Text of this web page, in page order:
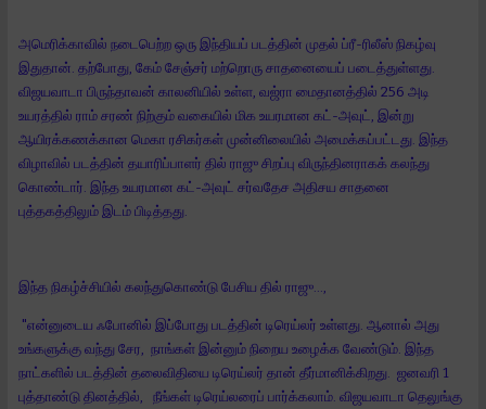
அமெரிக்காவில் நடைபெற்ற ஒரு இந்தியப் படத்தின் முதல் ப்ரீ-ரிலீஸ் நிகழ்வு
இதுதான். தற்போது, கேம் சேஞ்சர் மற்றொரு சாதனையைப் படைத்துள்ளது.
விஜயவாடா பிருந்தாவன் காலனியில் உள்ள, வஜ்ரா மைதானத்தில் 256 அடி
உயரத்தில் ராம் சரண் நிற்கும் வகையில் மிக உயரமான கட்-அவுட், இன்று
ஆயிரக்கணக்கான மெகா ரசிகர்கள் முன்னிலையில் அமைக்கப்பட்டது. இந்த
விழாவில் படத்தின் தயாரிப்பாளர் தில் ராஜு சிறப்பு விருந்தினராகக் கலந்து
கொண்டார். இந்த உயரமான கட்-அவுட் சர்வதேச அதிசய சாதனை
புத்தகத்திலும் இடம் பிடித்தது.
இந்த நிகழ்ச்சியில் கலந்துகொண்டு பேசிய தில் ராஜு...,
"என்னுடைய ஃபோனில் இப்போது படத்தின் டிரெய்லர் உள்ளது. ஆனால் அது
உங்களுக்கு வந்து சேர, நாங்கள் இன்னும் நிறைய உழைக்க வேண்டும். இந்த
நாட்களில் படத்தின் தலைவிதியை டிரெய்லர் தான் தீர்மானிக்கிறது. ஜனவரி 1
புத்தாண்டு தினத்தில், நீங்கள் டிரெய்லரைப் பார்க்கலாம். விஜயவாடா தெலுங்கு